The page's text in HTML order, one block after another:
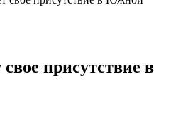
присутствие в